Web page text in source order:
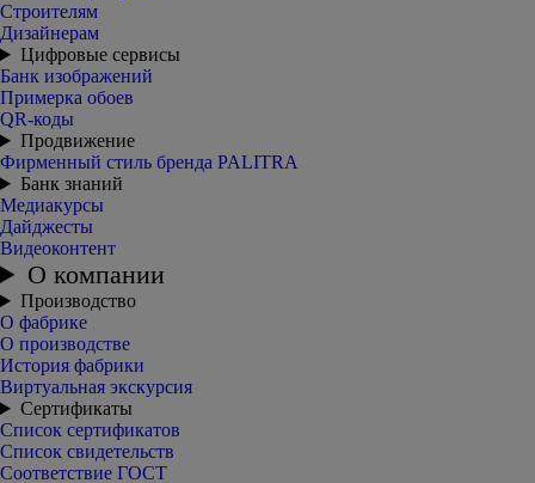
Строителям
Дизайнерам
Цифровые сервисы
Банк изображений
Примерка обоев
QR-коды
Продвижение
Фирменный стиль бренда PALITRA
Банк знаний
Медиакурсы
Дайджесты
Видеоконтент
О компании
Производство
О фабрике
О производстве
История фабрики
Виртуальная экскурсия
Сертификаты
Список сертификатов
Список свидетельств
Соответствие ГОСТ